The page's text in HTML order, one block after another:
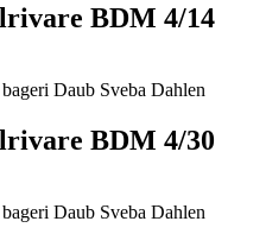
BDM 4/14
BDM 4/30